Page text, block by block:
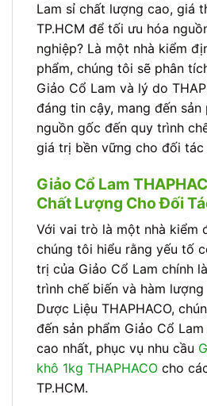
Lam sỉ chất lượng cao, giá
TP.HCM để tối ưu hóa
nghiệp? Là một nhà kiểm
phẩm, chúng tôi sẽ phân
Giảo Cổ Lam và lý do
đáng tin cậy, mang đến sản
nguồn gốc đến quy trình
giá trị bền vững cho đối tác
Giảo Cổ Lam
Chất Lượng Cho Đối
Với vai trò là một nhà kiểm
chúng tôi hiểu rằng yếu tố
trị của Giảo Cổ Lam chính
trình chế biến và hàm
Dược Liệu THAPHACO,
đến sản phẩm Giảo Cổ
cao nhất, phục vụ nhu cầu
khô 1kg THAPHACO cho
TP.HCM.